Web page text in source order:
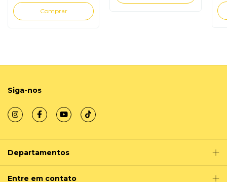
Siga-nos
Departamentos
Entre em contato